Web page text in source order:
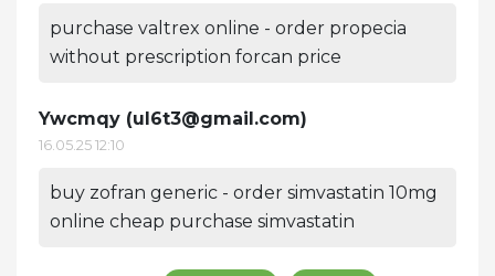
purchase valtrex online - order propecia
without prescription forcan price
Ywcmqy (ul6t3@gmail.com)
16.05.25 12:10
buy zofran generic - order simvastatin 10mg
online cheap purchase simvastatin